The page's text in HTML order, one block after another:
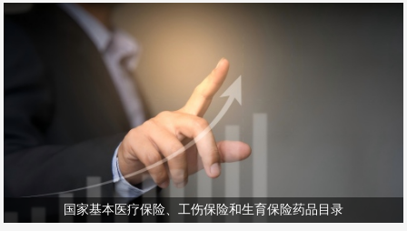
国家基本医疗保险、工伤保险和生育保险药品目录